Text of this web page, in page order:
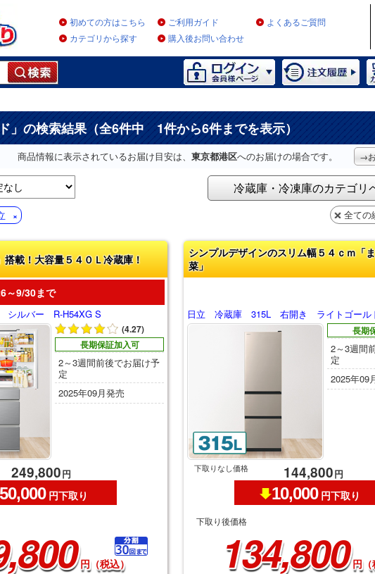
初めての方はこちら ご利用ガイド
よくあるご質問
カテゴリから探す
購入後お問い合わせ
」の検索結果（全6件中 1件から6件までを表示）
商品情報に表示されているお届け目安は、 東京都港区へのお届けの場合です。 →
冷蔵庫・冷凍庫のカテゴリ
全ての
搭載！大容量５４０Ｌ冷蔵庫！
～9/30まで
ルバー R-H54XG S
(4.27)
長期保証加入可
2～3週間前後でお届け予
定
2025年09月発売
249,800円
50,000 円下取り
円（税込）
シンプルデザインのスリム幅５４ｃｍ「
菜」
日立 冷蔵庫 315L 右開き ライトゴール
長期
2～3週間
定
2025年09
下取りなし価格 144,800円
10,000 円下取り
下取り後価格
134,800 円（